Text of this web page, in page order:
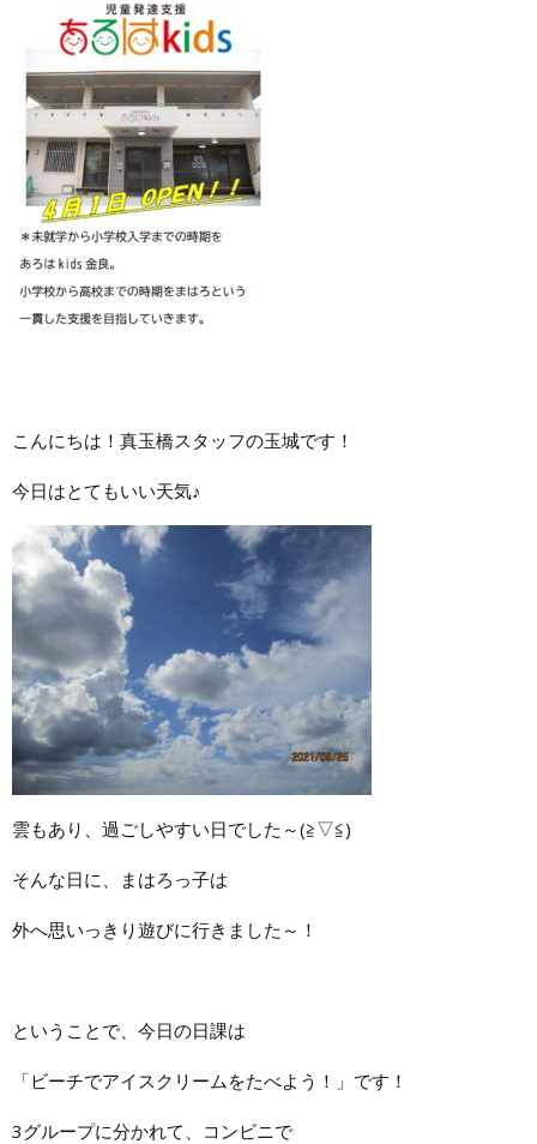
こんにちは！真玉橋スタッフの玉城です！
今日はとてもいい天気♪
雲もあり、過ごしやすい日でした～(≧▽≦)
そんな日に、まはろっ子は
外へ思いっきり遊びに行きました～！
ということで、今日の日課は
「ビーチでアイスクリームをたべよう！」です！
3グループに分かれて、コンビニで